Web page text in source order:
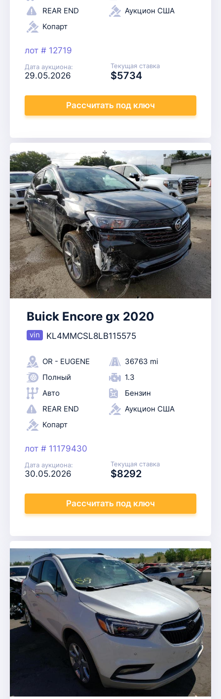
REAR END
Аукцион США
Копарт
лот # 12719
Дата аукциона:
29.05.2026
Текущая ставка
$5734
Рассчитать под ключ
Buick Encore gx 2020
KL4MMCSL8LB115575
OR - EUGENE
36763 mi
Полный
1.3
Авто
Бензин
REAR END
Аукцион США
Копарт
лот # 11179430
Дата аукциона:
30.05.2026
Текущая ставка
$8292
Рассчитать под ключ